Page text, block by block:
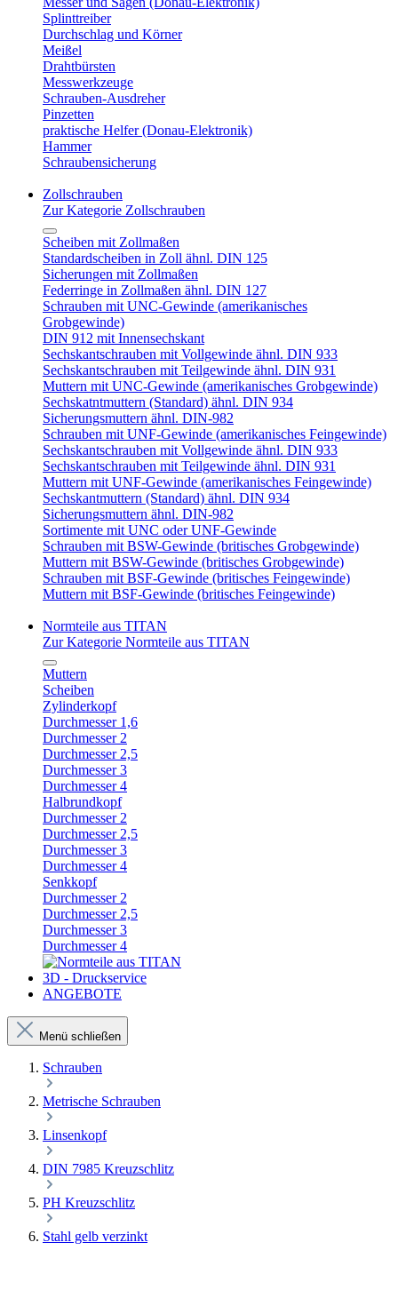
Splinttreiber
Durchschlag und Körner
Meißel
Drahtbürsten
Messwerkzeuge
Schrauben-Ausdreher
Pinzetten
praktische Helfer (Donau-Elektronik)
Hammer
Schraubensicherung
Zollschrauben
Zur Kategorie Zollschrauben
Scheiben mit Zollmaßen
Standardscheiben in Zoll ähnl. DIN 125
Sicherungen mit Zollmaßen
Federringe in Zollmaßen ähnl. DIN 127
Schrauben mit UNC-Gewinde (amerikanisches
Grobgewinde)
DIN 912 mit Innensechskant
Sechskantschrauben mit Vollgewinde ähnl. DIN 933
Sechskantschrauben mit Teilgewinde ähnl. DIN 931
Muttern mit UNC-Gewinde (amerikanisches Grobgewinde)
Sechskatntmuttern (Standard) ähnl. DIN 934
Sicherungsmuttern ähnl. DIN-982
Schrauben mit UNF-Gewinde (amerikanisches Feingewinde)
Sechskantschrauben mit Vollgewinde ähnl. DIN 933
Sechskantschrauben mit Teilgewinde ähnl. DIN 931
Muttern mit UNF-Gewinde (amerikanisches Feingewinde)
Sechskantmuttern (Standard) ähnl. DIN 934
Sicherungsmuttern ähnl. DIN-982
Sortimente mit UNC oder UNF-Gewinde
Schrauben mit BSW-Gewinde (britisches Grobgewinde)
Muttern mit BSW-Gewinde (britisches Grobgewinde)
Schrauben mit BSF-Gewinde (britisches Feingewinde)
Muttern mit BSF-Gewinde (britisches Feingewinde)
Normteile aus TITAN
Zur Kategorie Normteile aus TITAN
Muttern
Scheiben
Zylinderkopf
Durchmesser 1,6
Durchmesser 2
Durchmesser 2,5
Durchmesser 3
Durchmesser 4
Halbrundkopf
Durchmesser 2
Durchmesser 2,5
Durchmesser 3
Durchmesser 4
Senkkopf
Durchmesser 2
Durchmesser 2,5
Durchmesser 3
Durchmesser 4
3D - Druckservice
ANGEBOTE
Menü schließen
Schrauben
Metrische Schrauben
Linsenkopf
DIN 7985 Kreuzschlitz
PH Kreuzschlitz
Stahl gelb verzinkt